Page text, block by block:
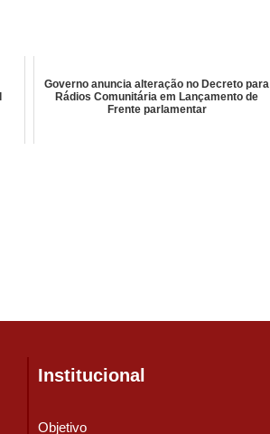
Governo anuncia alteração no Decreto para
Rádios Comunitária em Lançamento de
Frente parlamentar
Institucional
Objetivo